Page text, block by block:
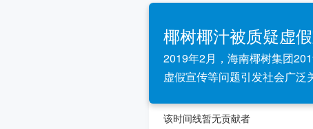
椰树椰汁被质疑虚
2019年2月，海南椰树集团
虚假宣传等问题引发社会广泛
该时间线暂无贡献者